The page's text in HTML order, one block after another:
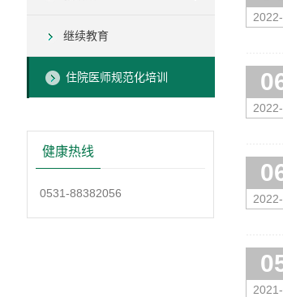
继续教育
住院医师规范化培训
健康热线
0531-88382056